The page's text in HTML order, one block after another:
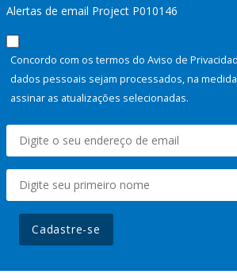
Alertas de email Project P010146
Concordo com os termos do Aviso de
dados pessoais sejam processados, na
assinar as atualizações selecionadas.
Cadastre-se